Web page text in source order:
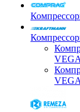
VEGA